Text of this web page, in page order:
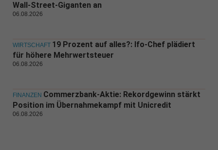
Wall-Street-Giganten an
06.08.2026
WIRTSCHAFT 19 Prozent auf alles?: Ifo-Chef plädiert
für höhere Mehrwertsteuer
06.08.2026
FINANZEN Commerzbank-Aktie: Rekordgewinn stärkt
Position im Übernahmekampf mit Unicredit
06.08.2026